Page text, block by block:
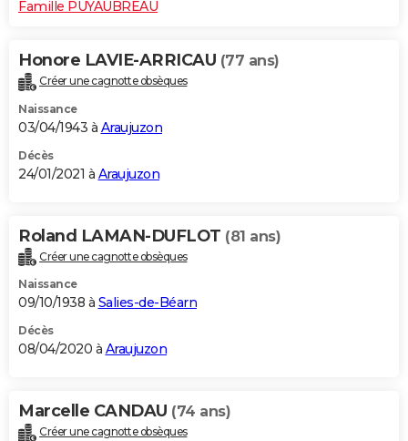
Famille PUYAUBREAU
Honore LAVIE-ARRICAU (77 ans)
Créer une cagnotte obsèques
Naissance
03/04/1943 à Araujuzon
Décès
24/01/2021 à Araujuzon
Roland LAMAN-DUFLOT (81 ans)
Créer une cagnotte obsèques
Naissance
09/10/1938 à Salies-de-Béarn
Décès
08/04/2020 à Araujuzon
Marcelle CANDAU (74 ans)
Créer une cagnotte obsèques